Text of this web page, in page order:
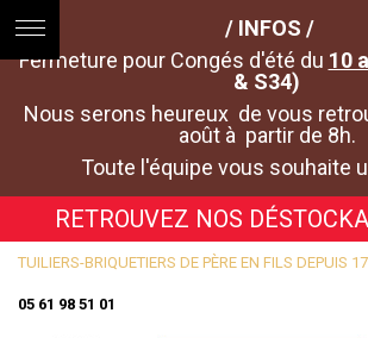
/ INFOS /
Fermeture pour Congés d'été du 10
& S34)
Nous serons heureux de vous
août à partir de 8h.
Toute l'équipe vous souhaite
RETROUVEZ NOS
TUILIERS-BRIQUETIERS DE PÈRE EN FILS DEPUIS
05 61 98 51 01